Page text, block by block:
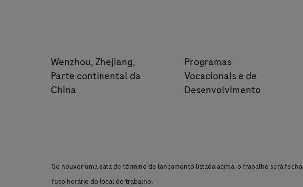
Location
Wenzhou, Zhejiang,
Parte continental da
China
Category
Programas
Vocacionais e de
Desenvolvimento
Se houver uma data de término de lançamento listada acima, o trabalho será
fuso horário do local do trabalho.